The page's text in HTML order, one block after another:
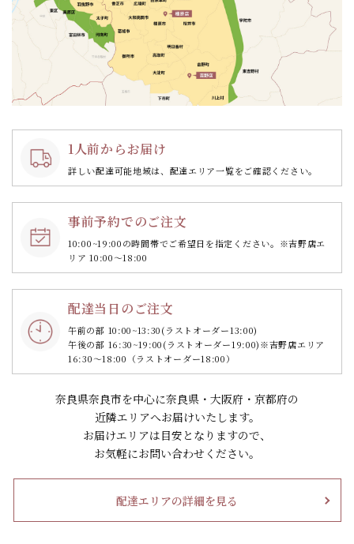
1人前からお届け
詳しい配達可能地域は、配達エリア一覧をご確認ください。
事前予約でのご注文
10:00~19:00の時間帯でご希望日を指定ください。 ※吉野店エ
リア 10:00～18:00
配達当日のご注文
午前の部 10:00~13:30(ラストオーダー13:00)
午後の部 16:30~19:00(ラストオーダー19:00)※吉野店エリア
16:30～18:00（ラストオーダー18:00）
奈良県奈良市を中心に奈良県・大阪府・京都府の
近隣エリアへお届けいたします。
お届けエリアは目安となりますので、
お気軽にお問い合わせください。
配達エリアの詳細を見る